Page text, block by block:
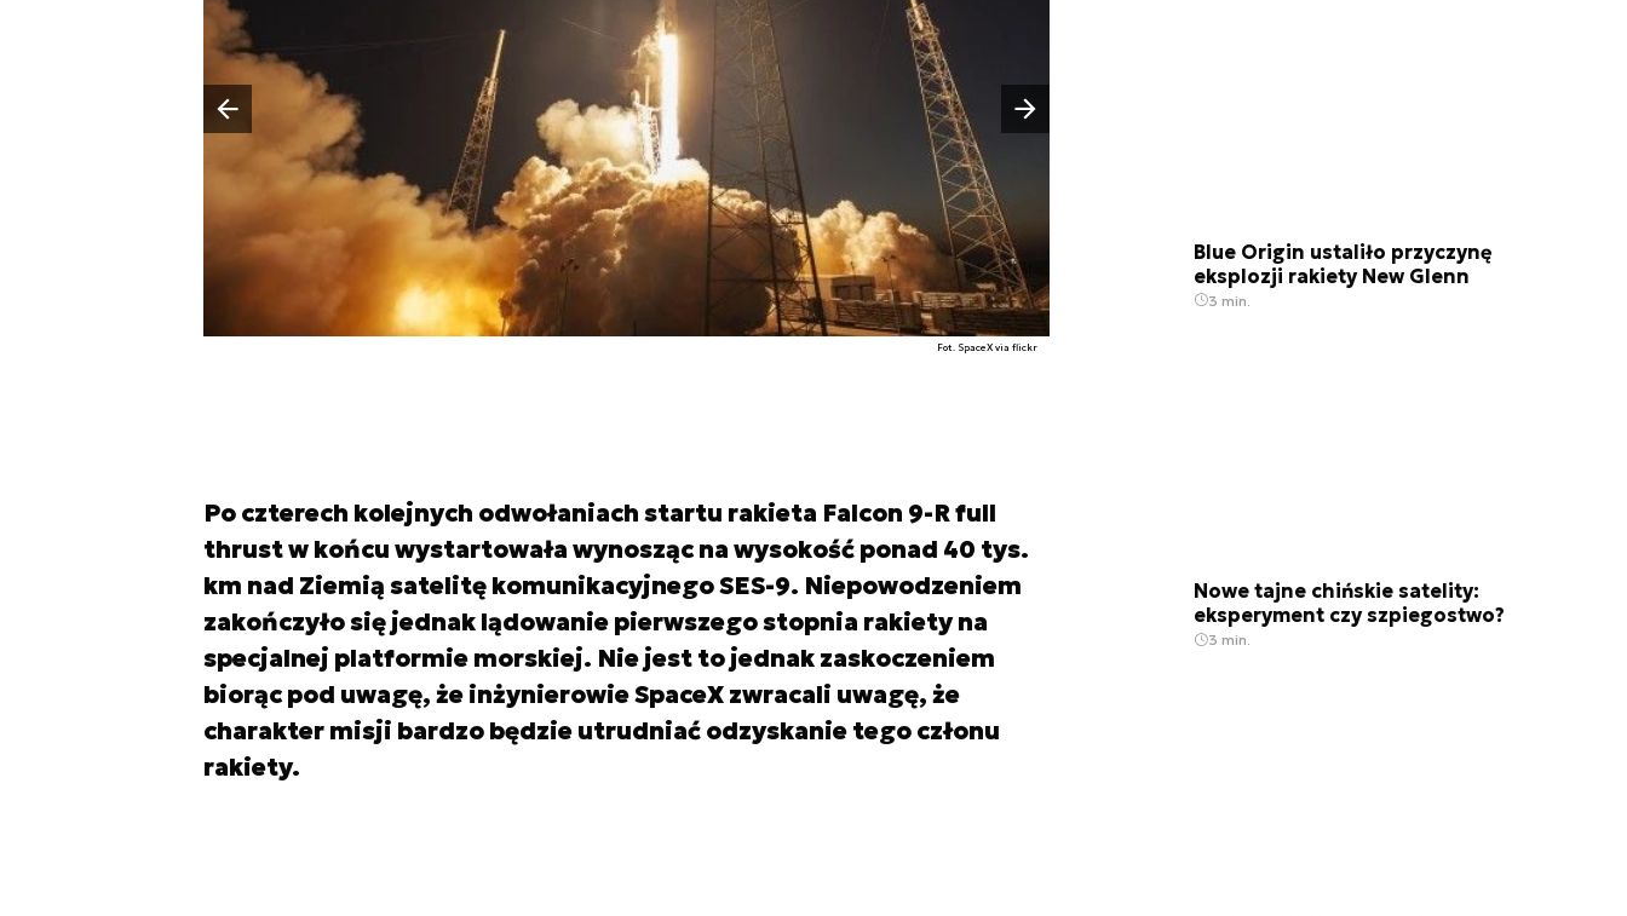
Fot. SpaceX via flickr
Poprzedni slajd
Następny slajd
Po czterech kolejnych odwołaniach startu rakieta Falcon 9-R full
thrust w końcu wystartowała wynosząc na wysokość ponad 40 tys.
km nad Ziemią satelitę komunikacyjnego SES-9. Niepowodzeniem
zakończyło się jednak lądowanie pierwszego stopnia rakiety na
specjalnej platformie morskiej. Nie jest to jednak zaskoczeniem
biorąc pod uwagę, że inżynierowie SpaceX zwracali uwagę, że
charakter misji bardzo będzie utrudniać odzyskanie tego członu
rakiety.
Blue Origin ustaliło przyczynę
eksplozji rakiety New Glenn
3 min.
Nowe tajne chińskie satelity:
eksperyment czy szpiegostwo?
3 min.